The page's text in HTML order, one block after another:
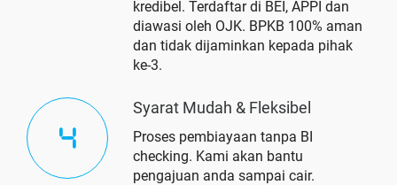
kredibel. Terdaftar di BEI, APPI dan
diawasi oleh OJK. BPKB 100% aman
dan tidak dijaminkan kepada pihak
ke-3.
Syarat Mudah & Fleksibel
Proses pembiayaan tanpa BI
checking. Kami akan bantu
pengajuan anda sampai cair.